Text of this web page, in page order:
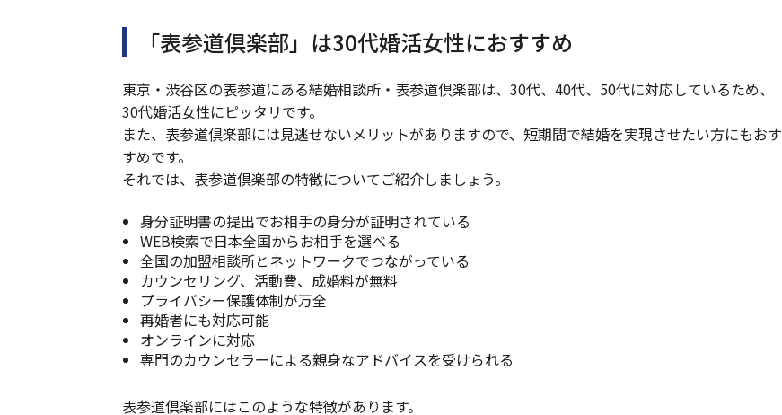
「表参道倶楽部」は30代婚活女性におすすめ
東京・渋谷区の表参道にある結婚相談所・表参道倶楽部は、30代、40代、50代に対応しているため、
30代婚活女性にピッタリです。
また、表参道倶楽部には見逃せないメリットがありますので、短期間で結婚を実現させたい方にもおす
すめです。
それでは、表参道倶楽部の特徴についてご紹介しましょう。
身分証明書の提出でお相手の身分が証明されている
WEB検索で日本全国からお相手を選べる
全国の加盟相談所とネットワークでつながっている
カウンセリング、活動費、成婚料が無料
プライバシー保護体制が万全
再婚者にも対応可能
オンラインに対応
専門のカウンセラーによる親身なアドバイスを受けられる
表参道倶楽部にはこのような特徴があります。